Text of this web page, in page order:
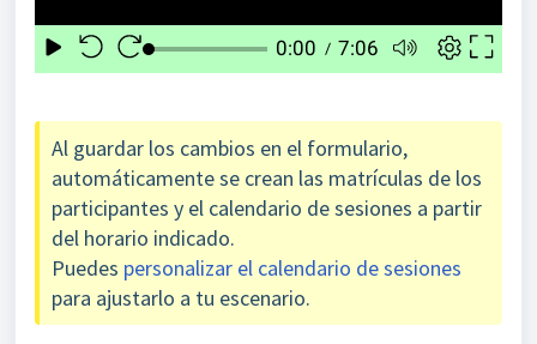
Al guardar los cambios en el formulario,
automáticamente se crean las matrículas de los
participantes y el calendario de sesiones a partir
del horario indicado.
Puedes personalizar el calendario de sesiones
para ajustarlo a tu escenario.